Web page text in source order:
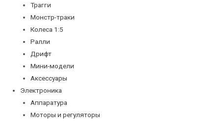
Трагги
Монстр-траки
Колеса 1:5
Ралли
Дрифт
Мини-модели
Аксессуары
Электроника
Аппаратура
Моторы и регуляторы